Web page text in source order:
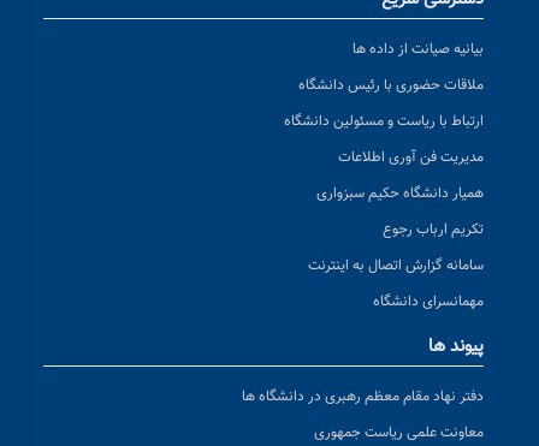
بیانیه صیانت از داده ها
ملاقات حضوری با رئیس دانشگاه
ارتباط با ریاست و مسئولین دانشگاه
مدیریت فن آوری اطلاعات
همیار دانشگاه حکیم سبزواری
تکریم ارباب رجوع
سامانه گزارش اتصال به اینترنت
مهمانسرای دانشگاه
پیوند ها
دفتر نهاد مقام معظم رهبری در دانشگاه ها
معاونت علمی ریاست جمهوری